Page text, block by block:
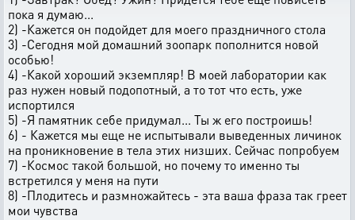
пока я думаю...
2) -Кажется он подойдет для моего праздничного стола
3) -Сегодня мой домашний зоопарк пополнится новой
особью!
4) -Какой хороший экземпляр! В моей лаборатории как
раз нужен новый подопотный, а то тот что есть, уже
испортился
5) -Я памятник себе придумал... Ты ж его построишь!
6) - Кажется мы еще не испытывали выведенных личинок
на проникновение в тела этих низших. Сейчас попробуем
7) -Космос такой большой, но почему то именно ты
встретился у меня на пути
8) -Плодитесь и размножайтесь - эта ваша фраза так греет
мои чувства